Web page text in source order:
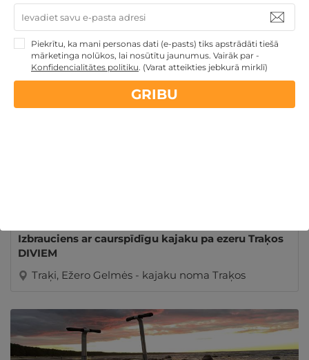
VIENAM
Rīga, AQUA VILLA SPA
Izbrauciens ar caurspīdīgu kajaku pa ezeru Traķos
DIVIEM
Traķi, Ežero Gelmės - kajaku noma Traķos
Piekrītu, ka mani personas dati (e-pasts) tiks apstrādāti tiešā
mārketinga nolūkos, lai nosūtītu jaunumus. Vairāk par -
Konfidencialitātes politiku. (Varat atteikties jebkurā mirklī)
GRIBU